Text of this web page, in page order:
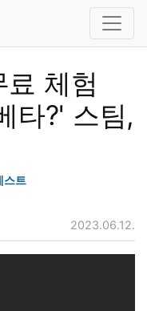
체험
타?' 스팀,
스트
2023.06.12.